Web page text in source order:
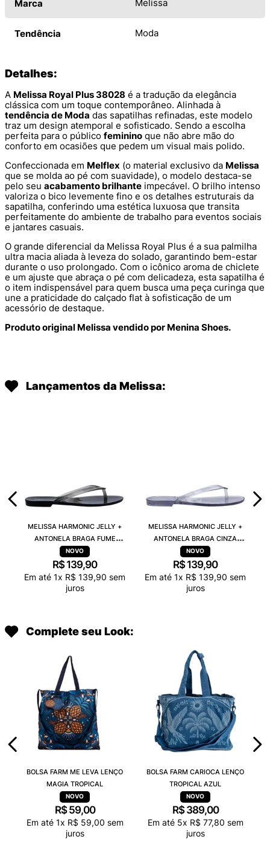
Marca Melissa
Tendência Moda
Detalhes:
A Melissa Royal Plus 38028 é a tradução da elegância
clássica com um toque contemporâneo. Alinhada à
tendência de Moda das sapatilhas refinadas, este modelo
traz um design atemporal e sofisticado. Sendo a escolha
perfeita para o público feminino que não abre mão do
conforto em ocasiões que pedem um visual mais polido.
Confeccionada em Melflex (o material exclusivo da Melissa
que se molda ao pé com suavidade), o modelo destaca-se
pelo seu acabamento brilhante impecável. O brilho intenso
valoriza o bico levemente fino e os detalhes estruturais da
sapatilha, conferindo uma estética luxuosa que transita
perfeitamente do ambiente de trabalho para eventos sociais
e jantares casuais.
O grande diferencial da Melissa Royal Plus é a sua palmilha
ultra macia aliada à leveza do solado, garantindo bem-estar
durante o uso prolongado. Com o icônico aroma de chiclete
e um ajuste que abraça o pé com delicadeza, esta sapatilha é
o item indispensável para quem busca uma peça curinga que
une a praticidade do calçado flat à sofisticação de um
acessório de destaque.
Produto original Melissa vendido por Menina Shoes.
Lançamentos da Melissa:
MELISSA HARMONIC JELLY +
ANTONELA BRAGA FUME
TRANSPARENTE 38263
R$ 139,90
Em até 1x R$ 139,90 sem
juros
MELISSA HARMONIC JELLY +
ANTONELA BRAGA CINZA
TRANSPARENTE 38263
R$ 139,90
Em até 1x R$ 139,90 sem
juros
Complete seu Look:
BOLSA FARM ME LEVA LENÇO
MAGIA TROPICAL
R$ 59,00
Em até 1x R$ 59,00 sem
juros
BOLSA FARM CARIOCA LENÇO
TROPICAL AZUL
R$ 389,00
Em até 5x R$ 77,80 sem
juros